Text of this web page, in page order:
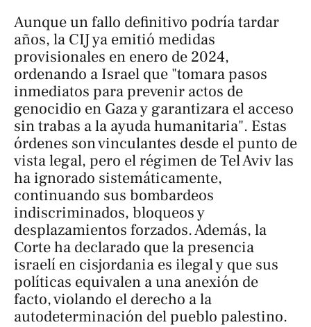
Aunque un fallo definitivo podría tardar
años, la CIJ ya emitió medidas
provisionales en enero de 2024,
ordenando a Israel que "tomara pasos
inmediatos para prevenir actos de
genocidio en Gaza y garantizara el acceso
sin trabas a la ayuda humanitaria". Estas
órdenes son vinculantes desde el punto de
vista legal, pero el régimen de Tel Aviv las
ha ignorado sistemáticamente,
continuando sus bombardeos
indiscriminados, bloqueos y
desplazamientos forzados. Además, la
Corte ha declarado que la presencia
israelí en cisjordania es ilegal y que sus
políticas equivalen a una anexión de
facto, violando el derecho a la
autodeterminación del pueblo palestino.